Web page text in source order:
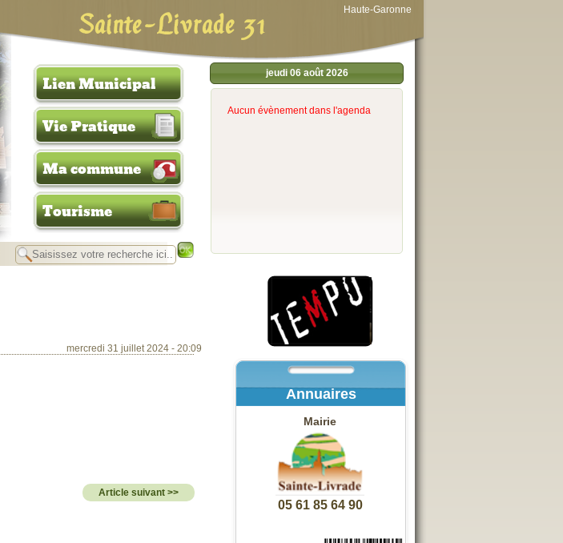
Sainte-Livrade 31 Haute-Garonne
Lien Municipal
Vie Pratique
Ma commune
Tourisme
jeudi 06 août 2026
Aucun évènement dans l'agenda
mercredi 31 juillet 2024 - 20:09
Article suivant >>
Annuaires
Mairie
05 61 85 64 90